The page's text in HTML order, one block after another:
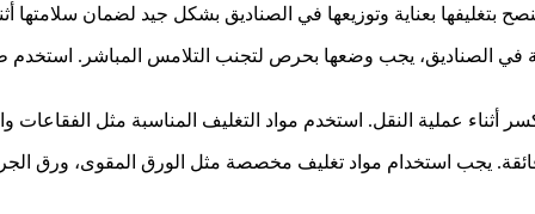
بتغليفها بعناية وتوزيعها في الصناديق بشكل جيد لضمان سلامتها
في الصناديق، يجب وضعها بحرص لتجنب التلامس المباشر.
عملية النقل. استخدم مواد التغليف المناسبة مثل الفقاعات
يجب استخدام مواد تغليف مخصصة مثل الورق المقوى، ورق